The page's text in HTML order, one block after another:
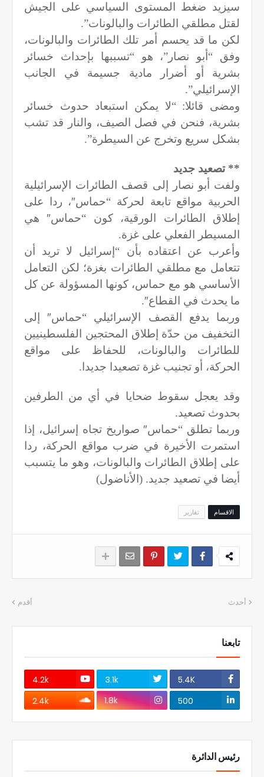
سيزيد ضغط المستوى السياسي على الجيش
لقتل مطلقي الطائرات والبالونات”.
لكن ما قد يحسم أمر تلك الطائرات والبالونات،
وفق “أبو نصار”، هو “تسببها بإحداث خسائر
بشرية أو أضرار مادية جسيمة في الجانب
الإسرائيلي”.
ومضى قائلا: “لا يمكن استبعاد حدوث خسائر
بشرية، فنحن في فصل الصيف، والنار قد تشب
بشكل سريع وتخرج عن السيطرة”.
** تصعيد جديد
ولفت أبو نصار إلى قصف الطائرات الإسرائيلية
الحربية مواقع تابعة لحركة “حماس″، ردا على
إطلاق الطائرات الورقية، كون “حماس″هي
المسيطر الفعلي على غزة.
وأعرب عن اعتقاده بأن “إسرائيل لا تريد أن
تتعامل مع مطلقي الطائرات بغزة؛ لكن التعامل
الأساسي هو مع حماس، كونها المسؤولة عن كل
ما يحدث في القطاع″
.
وربما يدفع القصف الإسرائيلي “حماس″إلى
التخفيف من حدّة إطلاق المحتجين الفلسطينيين
للطائرات والبالونات، للحفاظ على مواقع
الحركة، أو تجنيب غزة تصعيدا جديدا.
وقد يعجل سقوط ضحايا في أي من الطرفين
بحدوث تصعيد.
وربما تطلق “حماس″صواريخ تجاه إسرائيل، إذا
استمرت الأخيرة في ضرب مواقع الحركة، ردا
على إطلاق الطائرات والبالونات، وهو ما يتسبب
أيضا في تصعيد جديد. (الأناضول)
الاقسام تقارير
أحدث أقدم
تابعنا
5.4K
3.1k
4.2k
500
1.8k
2.4k
رئيس الدائرة